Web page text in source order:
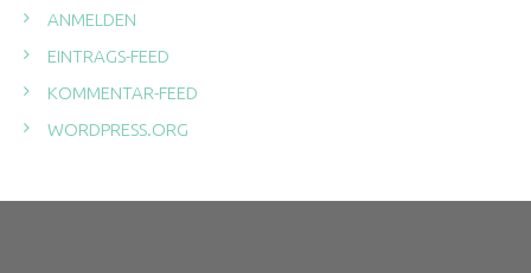
ANMELDEN
EINTRAGS-FEED
KOMMENTAR-FEED
WORDPRESS.ORG